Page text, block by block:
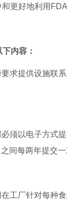
更好地利用
内容：
求提供设施联
须以电子方式
间每两年提交一
工厂针对每种